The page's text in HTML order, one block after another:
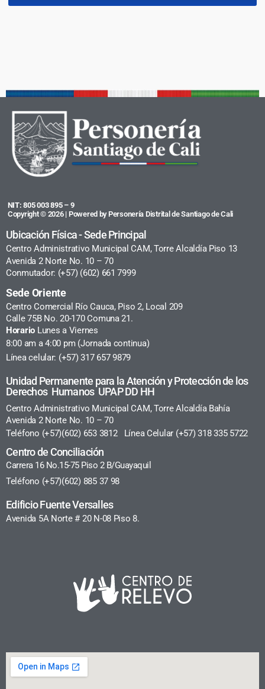
NIT: 805 003 895 – 9
Copyright © 2026 | Powered by Personería Distrital de Santiago de Cali
Ubicación Física - Sede Principal
Centro Administrativo Municipal CAM, Torre Alcaldía Piso 13
Avenida 2 Norte No. 10 – 70
Conmutador: (+57) (602) 661 7999
Sede Oriente
Centro Comercial Río Cauca, Piso 2, Local 209
Calle 75B No. 20-170 Comuna 21.
Horario Lunes a Viernes
8:00 am a 4:00 pm (Jornada continua)
Línea celular: (+57) 317 657 9879
Unidad Permanente para la Atención y Protección de los
Derechos Humanos UPAP DD HH
Centro Administrativo Municipal CAM, Torre Alcaldía Bahía
Avenida 2 Norte No. 10 – 70
Teléfono (+57)(602) 653 3812 Línea Celular (+57) 318 335 5722
Centro de Conciliación
Carrera 16 No.15-75 Piso 2 B/Guayaquil
Teléfono (+57)(602) 885 37 98
Edificio Fuente Versalles
Avenida 5A Norte # 20 N-08 Piso 8.